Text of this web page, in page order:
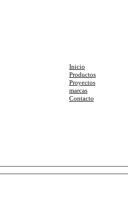
Inicio
Productos
Proyectos
marcas
Contacto